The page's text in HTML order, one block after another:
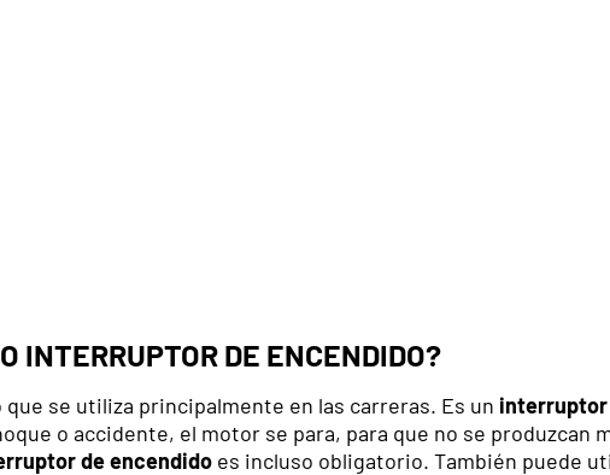
INTERRUPTOR DE ENCENDIDO?
que se utiliza principalmente en las carreras. Es un interruptor
o accidente, el motor se para, para que no se produzcan
de encendido es incluso obligatorio. También puede